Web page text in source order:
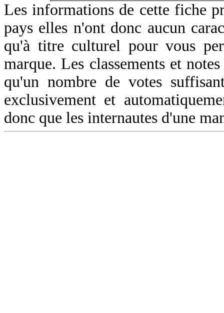
Les informations de cette fiche
pays elles n'ont donc aucun
qu'à titre culturel pour vous
marque. Les classements et
qu'un nombre de votes
exclusivement et
donc que les internautes d'une